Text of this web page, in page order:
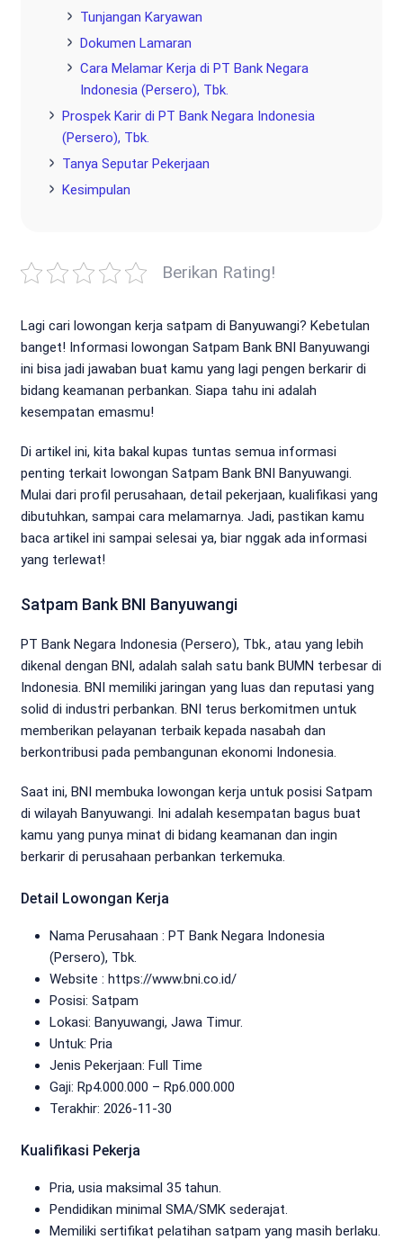
Tunjangan Karyawan
Dokumen Lamaran
Cara Melamar Kerja di PT Bank Negara
Indonesia (Persero), Tbk.
Prospek Karir di PT Bank Negara Indonesia
(Persero), Tbk.
Tanya Seputar Pekerjaan
Kesimpulan
Berikan Rating!
Lagi cari lowongan kerja satpam di Banyuwangi? Kebetulan
banget! Informasi lowongan Satpam Bank BNI Banyuwangi
ini bisa jadi jawaban buat kamu yang lagi pengen berkarir di
bidang keamanan perbankan. Siapa tahu ini adalah
kesempatan emasmu!
Di artikel ini, kita bakal kupas tuntas semua informasi
penting terkait lowongan Satpam Bank BNI Banyuwangi.
Mulai dari profil perusahaan, detail pekerjaan, kualifikasi yang
dibutuhkan, sampai cara melamarnya. Jadi, pastikan kamu
baca artikel ini sampai selesai ya, biar nggak ada informasi
yang terlewat!
Satpam Bank BNI Banyuwangi
PT Bank Negara Indonesia (Persero), Tbk., atau yang lebih
dikenal dengan BNI, adalah salah satu bank BUMN terbesar di
Indonesia. BNI memiliki jaringan yang luas dan reputasi yang
solid di industri perbankan. BNI terus berkomitmen untuk
memberikan pelayanan terbaik kepada nasabah dan
berkontribusi pada pembangunan ekonomi Indonesia.
Saat ini, BNI membuka lowongan kerja untuk posisi Satpam
di wilayah Banyuwangi. Ini adalah kesempatan bagus buat
kamu yang punya minat di bidang keamanan dan ingin
berkarir di perusahaan perbankan terkemuka.
Detail Lowongan Kerja
Nama Perusahaan : PT Bank Negara Indonesia
(Persero), Tbk.
Website : https://www.bni.co.id/
Posisi: Satpam
Lokasi: Banyuwangi, Jawa Timur.
Untuk: Pria
Jenis Pekerjaan: Full Time
Gaji: Rp4.000.000 – Rp6.000.000
Terakhir: 2026-11-30
Kualifikasi Pekerja
Pria, usia maksimal 35 tahun.
Pendidikan minimal SMA/SMK sederajat.
Memiliki sertifikat pelatihan satpam yang masih berlaku.